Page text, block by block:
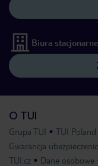
Biura stacjonarne
O TUI
Grupa TUI TUI Poland
Gwarancja
TUI.cz
Dane osobowe